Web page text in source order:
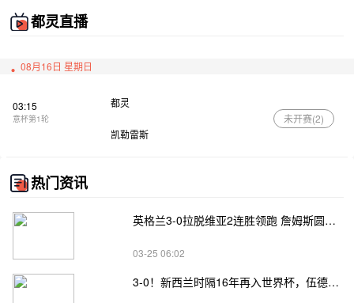
都灵直播
08月16日 星期日
03:15
意杯第1轮
都灵
凯勒雷斯
未开赛(2)
热门资讯
英格兰3-0拉脱维亚2连胜领跑 詹姆斯圆月弯刀凯恩埃泽建功
03-25 06:02
3-0！新西兰时隔16年再入世界杯，伍德将二度征战